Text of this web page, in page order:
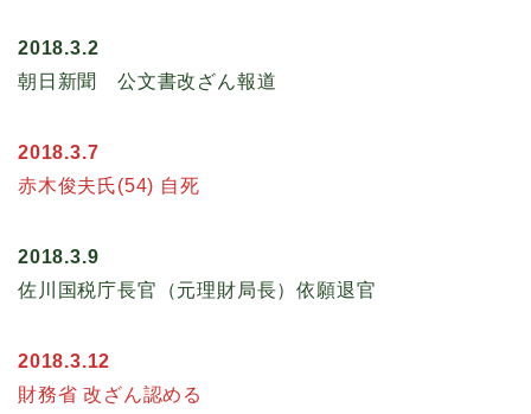
2018.3.2
朝日新聞 公文書改ざん報道
2018.3.7
赤木俊夫氏(54) 自死
2018.3.9
佐川国税庁長官（元理財局長）依願退官
2018.3.12
財務省 改ざん認める